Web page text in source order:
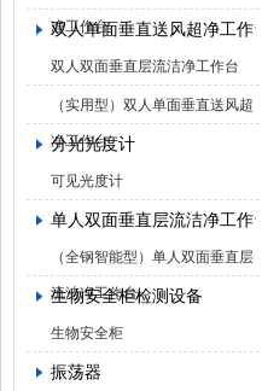
净工作台
双人单面垂直送风超净工作台
双人双面垂直层流洁净工作台
（实用型）双人单面垂直送风超
净工作台
分光光度计
可见光度计
单人双面垂直层流洁净工作台
（全钢智能型）单人双面垂直层
流洁净工作台
生物安全柜检测设备
生物安全柜
振荡器